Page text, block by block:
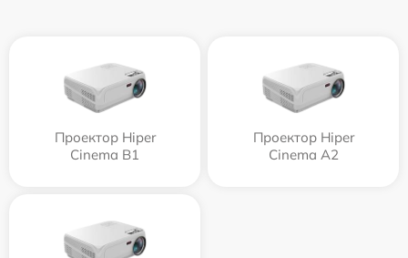
Проектор Hiper
Cinema B1
Проектор Hiper
Cinema A2